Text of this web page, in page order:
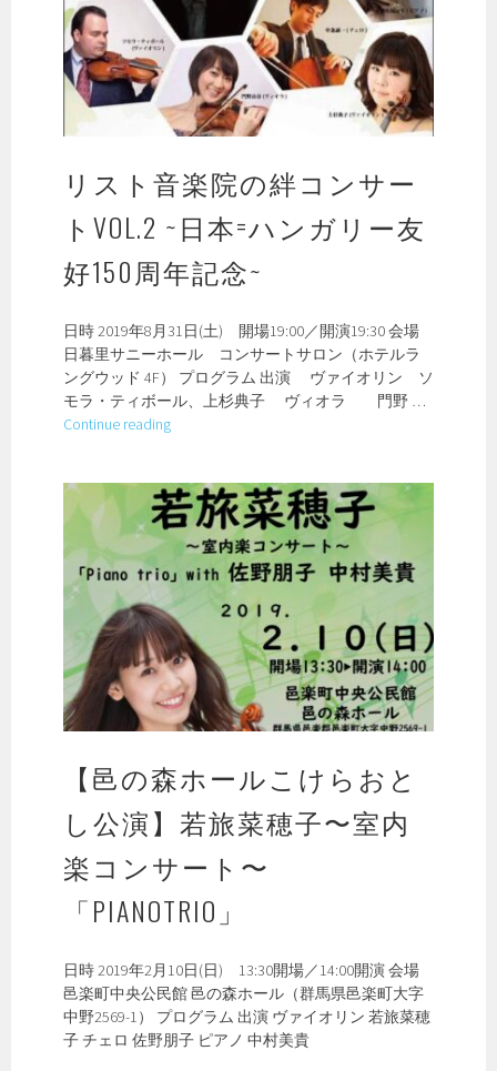
リスト音楽院の絆コンサー
トVOL.2 ~日本=ハンガリー友
好150周年記念~
日時 2019年8月31日(土) 開場19:00／開演19:30 会場
日暮里サニーホール コンサートサロン（ホテルラ
ングウッド 4F） プログラム 出演 ヴァイオリン ソ
モラ・ティボール、上杉典子 ヴィオラ 門野 …
Continue readingリ
音
楽
院
絆
コ
ン
サ
ー
ト
vol.2
日
本
ン
リ
好
150
周
年
【邑の森ホールこけらおと
し公演】若旅菜穂子〜室内
楽コンサート〜
「PIANOTRIO」
日時 2019年2月10日(日) 13:30開場／14:00開演 会場
邑楽町中央公民館 邑の森ホール（群馬県邑楽町大字
中野2569-1） プログラム 出演 ヴァイオリン 若旅菜穂
子 チェロ 佐野朋子 ピアノ 中村美貴